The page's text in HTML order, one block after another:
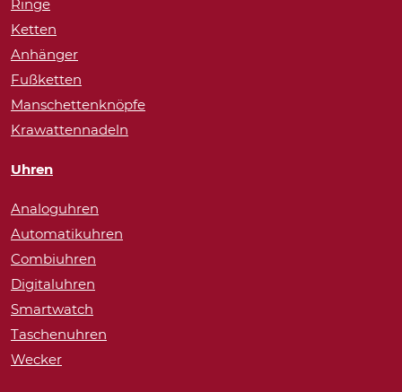
Ringe
Ketten
Anhänger
Fußketten
Manschettenknöpfe
Krawattennadeln
Uhren
Analoguhren
Automatikuhren
Combiuhren
Digitaluhren
Smartwatch
Taschenuhren
Wecker